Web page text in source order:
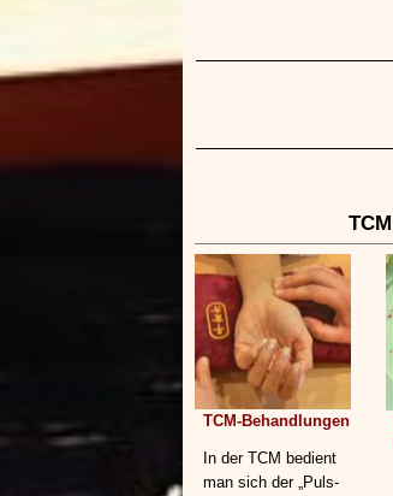
TCM
TCM-Behandlungen
In der TCM bedient
man sich der „Puls-